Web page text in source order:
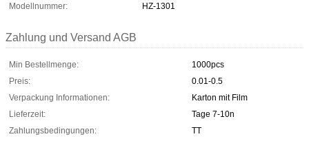
Modellnummer:
HZ-1301
Zahlung und Versand AGB
Min Bestellmenge:
1000pcs
Preis:
0.01-0.5
Verpackung Informationen:
Karton mit Film
Lieferzeit:
Tage 7-10n
Zahlungsbedingungen:
TT